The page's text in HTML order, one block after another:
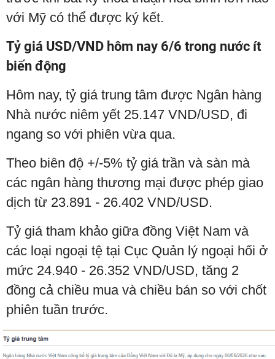
với Mỹ có thể được ký kết.
Tỷ giá USD/VND hôm nay 6/6 trong nước ít
biến động
Hôm nay, tỷ giá trung tâm được Ngân hàng
Nhà nước niêm yết 25.147 VND/USD, đi
ngang so với phiên vừa qua.
Theo biên độ +/-5% tỷ giá trần và sàn mà
các ngân hàng thương mại được phép giao
dịch từ 23.891 - 26.402 VND/USD.
Tỷ giá tham khảo giữa đồng Việt Nam và
các loại ngoại tệ tại Cục Quản lý ngoại hối ở
mức 24.940 - 26.352 VND/USD, tăng 2
đồng cả chiều mua và chiều bán so với chốt
phiên tuần trước.